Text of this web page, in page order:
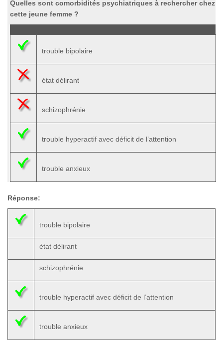
Quelles sont comorbidités psychiatriques à rechercher chez
cette jeune femme ?
trouble bipolaire
état délirant
schizophrénie
trouble hyperactif avec déficit de l’attention
trouble anxieux
Réponse:
trouble bipolaire
état délirant
schizophrénie
trouble hyperactif avec déficit de l’attention
trouble anxieux